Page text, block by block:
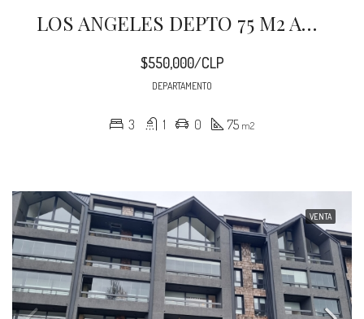
LOS ANGELES DEPTO 75 M2 AMOBLADO CENTRO
$550,000/CLP
DEPARTAMENTO
3 1 0 75 m2
VENTA